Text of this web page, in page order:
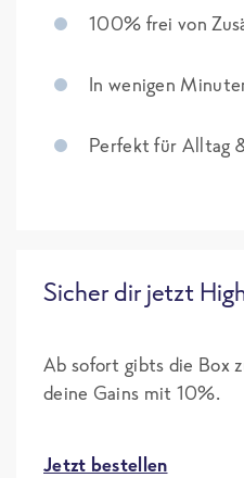
100% frei von
In wenigen
Perfekt für Alltag
Sicher dir jetzt
Ab sofort gibts die Box
deine Gains mit 10%.
Jetzt bestellen